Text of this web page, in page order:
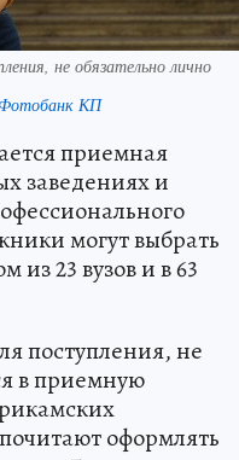
не обязательно лично
КП
приемная
заведениях и
могут выбрать
23 вузов и в 63
поступления, не
в приемную
оформлять